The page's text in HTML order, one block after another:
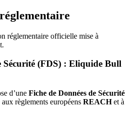
réglementaire officielle mise à
Sécurité (FDS) : Eliquide Bull
d’une Fiche de Données de Sécurité
règlements européens REACHet à